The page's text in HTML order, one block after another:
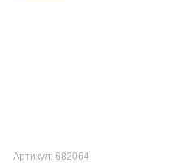
Артикул: 682064